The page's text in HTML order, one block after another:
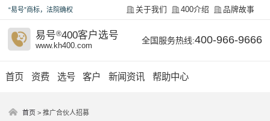
“易号”商标，法院确权 关于我们 400介绍 品牌故事
易号®400客户选号
www.kh400.com
全国服务热线:400-966-9666
首页 资费 选号 客户 新闻资讯 帮助中心
首页 >推广合伙人招募